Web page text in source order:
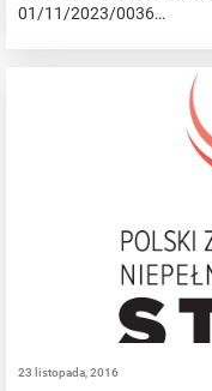
01/11/2023/0036…
23 listopada, 2016